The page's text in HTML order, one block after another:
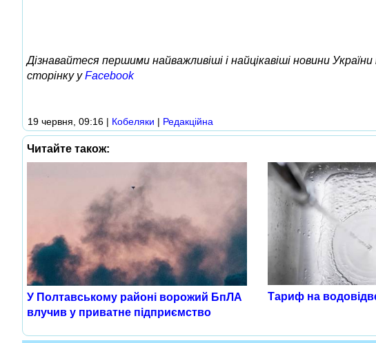
Дізнавайтеся першими найважливіші і найцікавіші новини
сторінку уFacebook
19 червня, 09:16 | Кобеляки | Редакційна
Читайте також:
У Полтавському районі ворожий БпЛА
влучив у приватне підприємство
Тариф на